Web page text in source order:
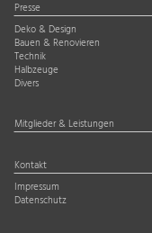
Presse
Deko & Design
Bauen & Renovieren
Technik
Halbzeuge
Divers
Mitglieder & Leistungen
Kontakt
Impressum
Datenschutz